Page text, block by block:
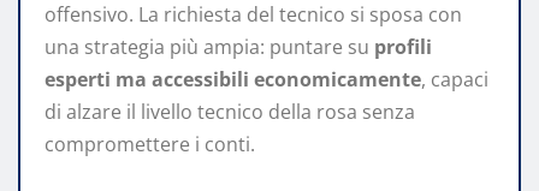
offensivo. La richiesta del tecnico si sposa con
una strategia più ampia: puntare su profili
esperti ma accessibili economicamente, capaci
di alzare il livello tecnico della rosa senza
compromettere i conti.